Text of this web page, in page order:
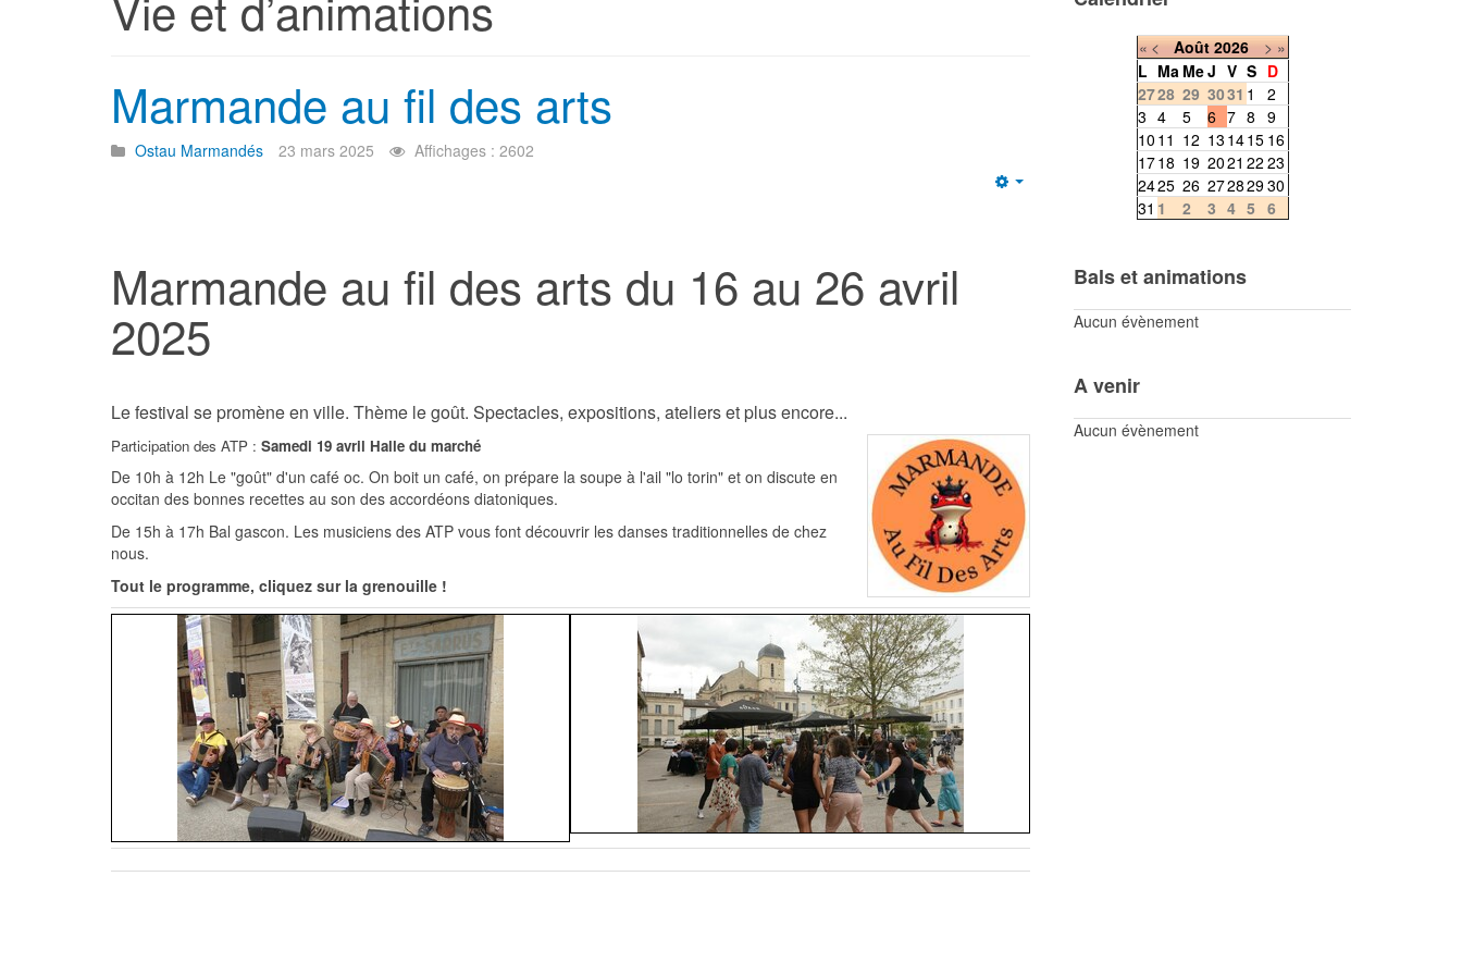
Marmande au fil des arts
Ostau Marmandés 23 mars 2025 Affichages : 2602
Marmande au fil des arts du 16 au 26 avril
2025
Le festival se promène en ville. Thème le goût. Spectacles, expositions, ateliers et plus encore...
Participation des ATP : Samedi 19 avril Halle du marché
De 10h à 12h Le "goût" d'un café oc. On boit un café, on prépare la soupe à l'ail "lo torin" et on discute en
occitan des bonnes recettes au son des accordéons diatoniques.
De 15h à 17h Bal gascon. Les musiciens des ATP vous font découvrir les danses traditionnelles de chez
nous.
Tout le programme, cliquez sur la grenouille !
«< Août 2026 >»
L Ma MeJ V S D
2728 29 3031 1
2
3 4 5 6 7 8 9
10 11 12 13 1415 16
1718 19 2021 22 23
2425 26 27282930
31 1 2 3 4 5 6
Bals et animations
Aucun évènement
A venir
Aucun évènement